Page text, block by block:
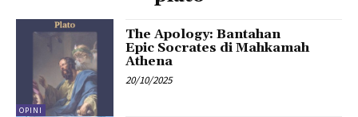
OPINI
The Apology: Bantahan
Epic Socrates di Mahkamah
Athena
20/10/2025